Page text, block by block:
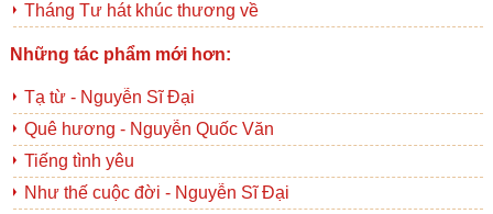
Tháng Tư hát khúc thương về
Những tác phẩm mới hơn:
Tạ từ - Nguyễn Sĩ Đại
Quê hương - Nguyễn Quốc Văn
Tiếng tình yêu
Như thế cuộc đời - Nguyễn Sĩ Đại